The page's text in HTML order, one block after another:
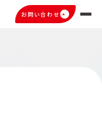
お問い合わせ